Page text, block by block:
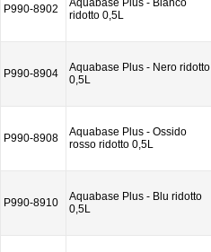
P990-8902
Aquabase Plus - Bianco
ridotto 0,5L
P990-8904
Aquabase Plus - Nero ridotto
0,5L
P990-8908
Aquabase Plus - Ossido
rosso ridotto 0,5L
P990-8910
Aquabase Plus - Blu ridotto
0,5L